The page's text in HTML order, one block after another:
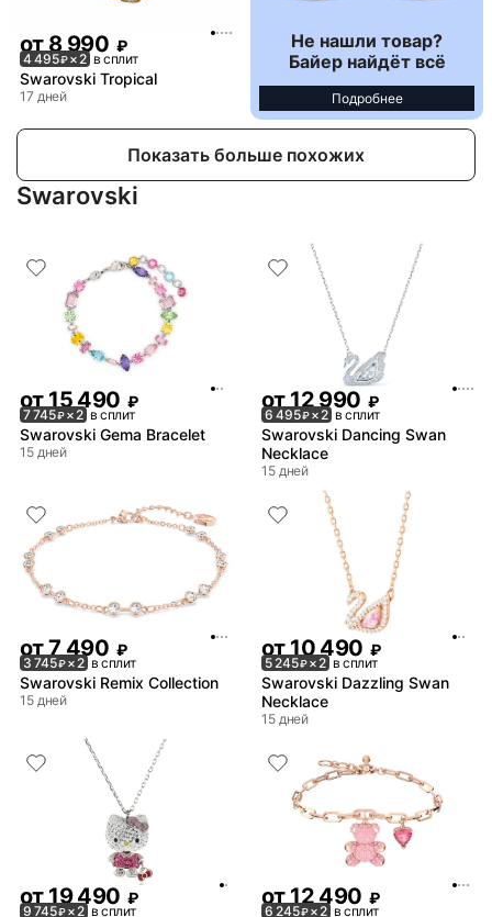
от8 990 ₽
4 495₽× 2 в сплит
Swarovski Tropical
17 дней
Не нашли товар?
Байер найдёт всё
Подробнее
Показать больше похожих
Swarovski
от15 490 ₽
7 745₽× 2 в сплит
Swarovski Gema Bracelet
15 дней
от12 990 ₽
6 495₽× 2 в сплит
Swarovski Dancing Swan
Necklace
15 дней
от7 490 ₽
3 745₽× 2 в сплит
Swarovski Remix Collection
15 дней
от10 490 ₽
5 245₽× 2 в сплит
Swarovski Dazzling Swan
Necklace
15 дней
от 19 490 ₽
9 745₽× 2 в сплит
от 12 490 ₽
6 245₽× 2 в сплит